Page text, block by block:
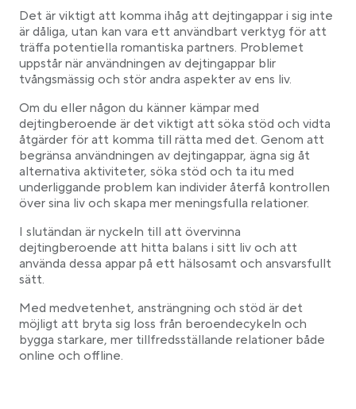
Det är viktigt att komma ihåg att dejtingappar i sig inte
är dåliga, utan kan vara ett användbart verktyg för att
träffa potentiella romantiska partners. Problemet
uppstår när användningen av dejtingappar blir
tvångsmässig och stör andra aspekter av ens liv.
Om du eller någon du känner kämpar med
dejtingberoende är det viktigt att söka stöd och vidta
åtgärder för att komma till rätta med det. Genom att
begränsa användningen av dejtingappar, ägna sig åt
alternativa aktiviteter, söka stöd och ta itu med
underliggande problem kan individer återfå kontrollen
över sina liv och skapa mer meningsfulla relationer.
I slutändan är nyckeln till att övervinna
dejtingberoende att hitta balans i sitt liv och att
använda dessa appar på ett hälsosamt och ansvarsfullt
sätt.
Med medvetenhet, ansträngning och stöd är det
möjligt att bryta sig loss från beroendecykeln och
bygga starkare, mer tillfredsställande relationer både
online och offline.